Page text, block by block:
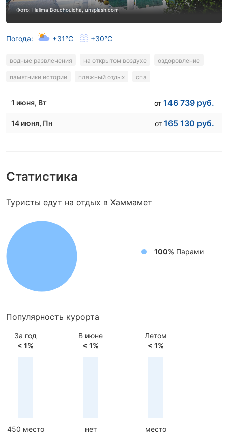
Фото: Halima Bouchouicha, unsplash.com
Погода: +31°C +30°C
водные развлечения на открытом воздухе оздоровление
памятники истории пляжный отдых спа
1 июня, Вт от 146 739 руб.
14 июня, Пн от 165 130 руб.
Статистика
Туристы едут на отдых в Хаммамет
100% Парами
Популярность курорта
За год
< 1%
450 место
В июне
< 1%
нет
Летом
< 1%
место